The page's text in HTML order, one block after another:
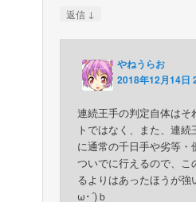
返信 ↓
やねうらお
2018年12月14日
連続王手の判定自体はそ
トではなく、また、連続
に通常の千日手や劣等・
ついでに行えるので、こ
るよりはあったほうが強
ω･´)ｂ